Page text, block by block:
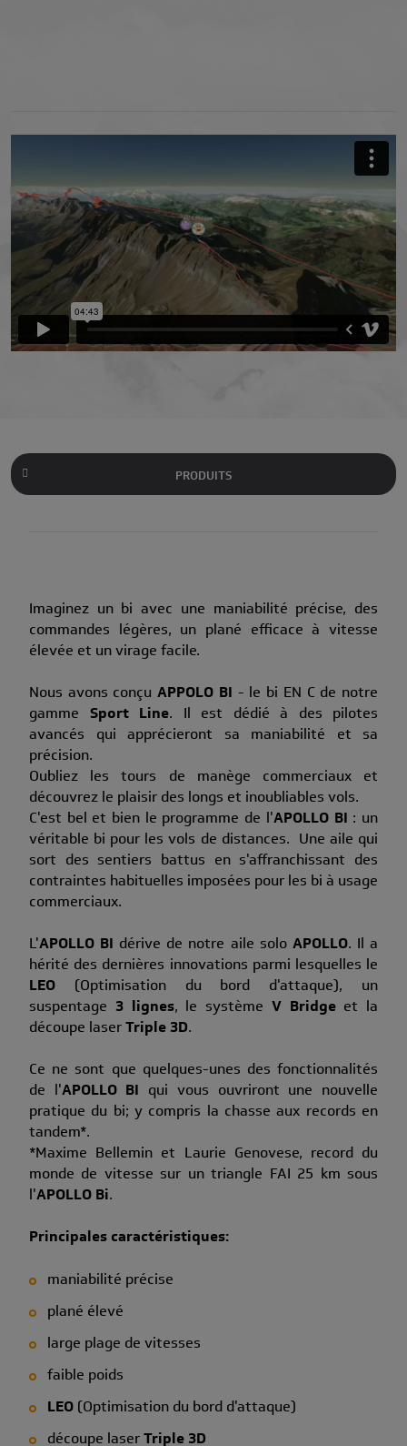
PRODUITS
Imaginez un bi avec une maniabilité précise, des
commandes légères, un plané efficace à vitesse
élevée et un virage facile.
Nous avons conçuAPPOLO BI - le bi EN C de notre
gamme Sport Line. Il est dédié à des pilotes
avancés qui apprécieront sa maniabilité et sa
précision.
Oubliez les tours de manège commerciaux et
découvrez le plaisir des longs et inoubliables vols.
C'est bel et bien le programme de l'APOLLO BI : un
véritable bi pour les vols de distances. Une aile qui
sort des sentiers battus en s'affranchissant des
contraintes habituelles imposées pour les bi à usage
commerciaux.
L'APOLLO BI dérive de notre aile solo APOLLO. Il a
hérité des dernières innovations parmi lesquelles le
LEO (Optimisation du bord d'attaque), un
suspentage 3 lignes, le système V Bridgeet la
découpe laserTriple 3D.
Ce ne sont que quelques-unes des fonctionnalités
de l'APOLLO BI qui vous ouvriront une nouvelle
pratique du bi; y compris la chasse aux records en
tandem*.
*Maxime Bellemin et Laurie Genovese, record du
monde de vitesse sur un triangle FAI 25 km sous
l'APOLLO Bi.
Principales caractéristiques:
maniabilité précise
plané élevé
large plage de vitesses
faible poids
LEO(Optimisation du bord d'attaque)
découpe laserTriple 3D